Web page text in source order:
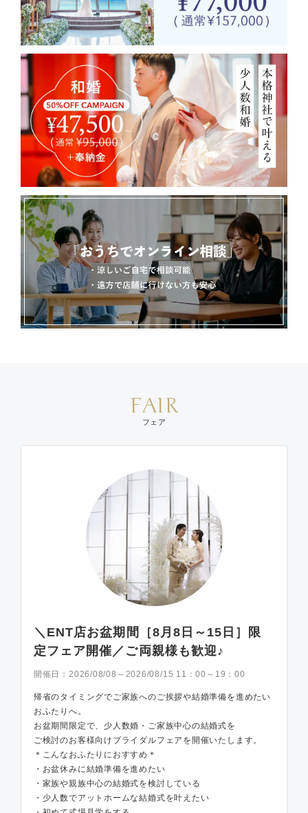
FAIR
フェア
＼ENT店お盆期間［8月8日～15日］限
定フェア開催／ご両親様も歓迎♪
開催日： 2026/08/08～2026/08/15 11：00～19：00
帰省のタイミングでご家族へのご挨拶や結婚準備を進めたい
おふたりへ。
お盆期間限定で、少人数婚・ご家族中心の結婚式を
ご検討のお客様向けブライダルフェアを開催いたします。
＊こんなおふたりにおすすめ＊
・お盆休みに結婚準備を進めたい
・家族や親族中心の結婚式を検討している
・少人数でアットホームな結婚式を叶えたい